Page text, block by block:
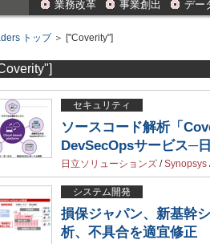
業務改革 事業創出 デー
トップ＞ ["Coverity"]
セキュリティ
ソースコード解析「
DevSecOpsサービス─
日立ソリューションズ /Synopsys
システム開発
損保ジャパン、新基幹
析、不具合を適宜修正